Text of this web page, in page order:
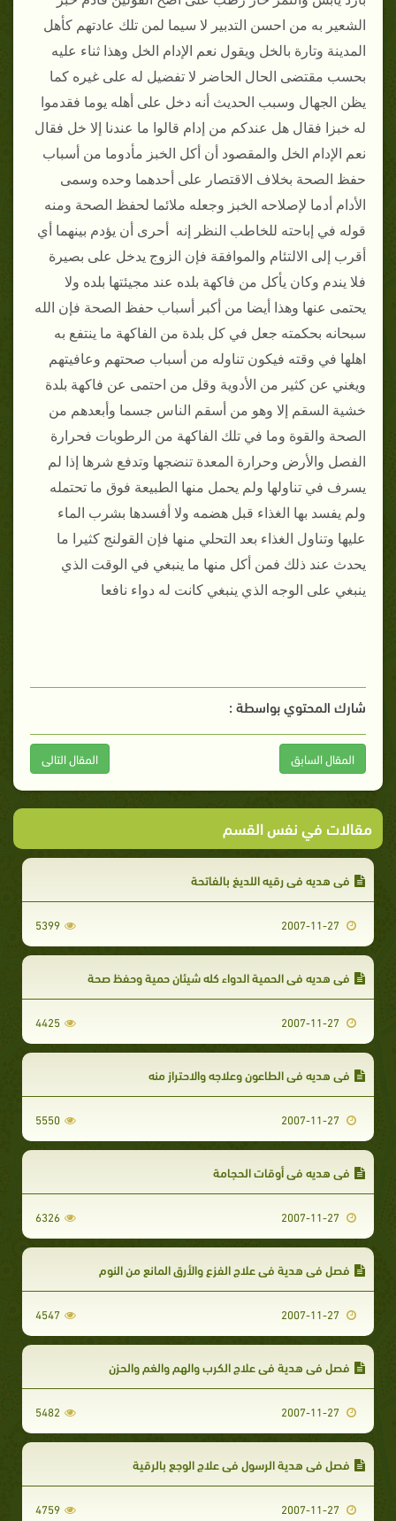
الشعير به من احسن التدبير لا سيما لمن تلك عادتهم كأهل
المدينة وتارة بالخل ويقول نعم الإدام الخل وهذا ثناء عليه
بحسب مقتضى الحال الحاضر لا تفضيل له على غيره كما
يظن الجهال وسبب الحديث أنه دخل على أهله يوما فقدموا
له خبزا فقال هل عندكم من إدام قالوا ما عندنا إلا خل فقال
نعم الإدام الخل والمقصود أن أكل الخبز مأدوما من أسباب
حفظ الصحة بخلاف الاقتصار على أحدهما وحده وسمى
الأدام أدما لإصلاحه الخبز وجعله ملائما لحفظ الصحة ومنه
قوله في إباحته للخاطب النظر إنه أحرى أن يؤدم بينهما أي
أقرب إلى الالتئام والموافقة فإن الزوج يدخل على بصيرة
فلا يندم وكان يأكل من فاكهة بلده عند مجيئتها بلده ولا
يحتمى عنها وهذا أيضا من أكبر أسباب حفظ الصحة فإن الله
سبحانه بحكمته جعل في كل بلدة من الفاكهة ما ينتفع به
اهلها في وقته فيكون تناوله من أسباب صحتهم وعافيتهم
ويغني عن كثير من الأدوية وقل من احتمى عن فاكهة بلدة
خشية السقم إلا وهو من أسقم الناس جسما وأبعدهم من
الصحة والقوة وما في تلك الفاكهة من الرطوبات فحرارة
الفصل والأرض وحرارة المعدة تنضجها وتدفع شرها إذا لم
يسرف في تناولها ولم يحمل منها الطبيعة فوق ما تحتمله
ولم يفسد بها الغذاء قبل هضمه ولا أفسدها بشرب الماء
عليها وتناول الغذاء بعد التحلي منها فإن القولنج كثيرا ما
يحدث عند ذلك فمن أكل منها ما ينبغي في الوقت الذي
ينبغي على الوجه الذي ينبغي كانت له دواء نافعا
شارك المحتوي بواسطة :
المقال السابق المقال التالى
مقالات في نفس القسم
في هديه في رقيه اللديغ بالفاتحة
5399
في هديه في الحمية الدواء كله شيئان حمية وحفظ صحة
4425
في هديه في الطاعون وعلاجه والاحتراز منه
5550
في هديه في أوقات الحجامة
6326
فصل في هدية في علاج الفزع والأرق المانع من النوم
4547
فصل في هدية في علاج الكرب والهم والغم والحزن
5482
فصل في هدية الرسول في علاج الوجع بالرقية
4759